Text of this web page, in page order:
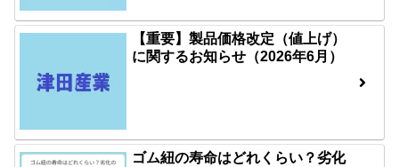
【重要】製品価格改定（値上げ）
に関するお知らせ（2026年6月）
ゴム紐の寿命はどれくらい？劣化